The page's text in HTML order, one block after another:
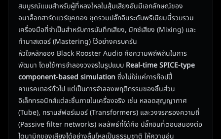
สมบูรณ์แบบสำหรับผู้ที่หลงใหลในสุ้มเสียงอันมีเอกลักษณ์ของ
อนาล็อกฮาร์ดแวร์ยุคทอง ชุดรวมปลั๊กอินระดับพรีเมียมนี้รวบรวม
เครื่องมือที่จำเป็นสำหรับการบันทึกเสียง, มิกซ์เสียง (Mixing) และ
ทำมาสเตอร์ (Mastering) ไว้อย่างครบครัน
หัวใจหลักของ Black Rooster Audio คือความพิถีพิถันในการ
พัฒนา โดยใช้การจำลองวงจรในรูปแบบ Real-time SPICE-type
component-based simulation ซึ่งไม่ใช่แค่การก๊อปปี้
คาแรคเตอร์ทั่วไป แต่เป็นการจำลองพฤติกรรมของชิ้นส่วน
อิเล็กทรอนิกส์แต่ละชิ้นภายในเครื่องจริง เช่น หลอดสุญญากาศ
(Tube), ทรานส์ฟอร์เมอร์ (Transformers) และวงจรกรองความถี่
(Passive filter networks) ผลลัพธ์ที่ได้คือ ปลั๊กอินที่ตอบสนองต่อ
ไดนามิกของเสียงได้อย่างลื่นไหลเป็นธรรมชาติ ให้ความอุ่น